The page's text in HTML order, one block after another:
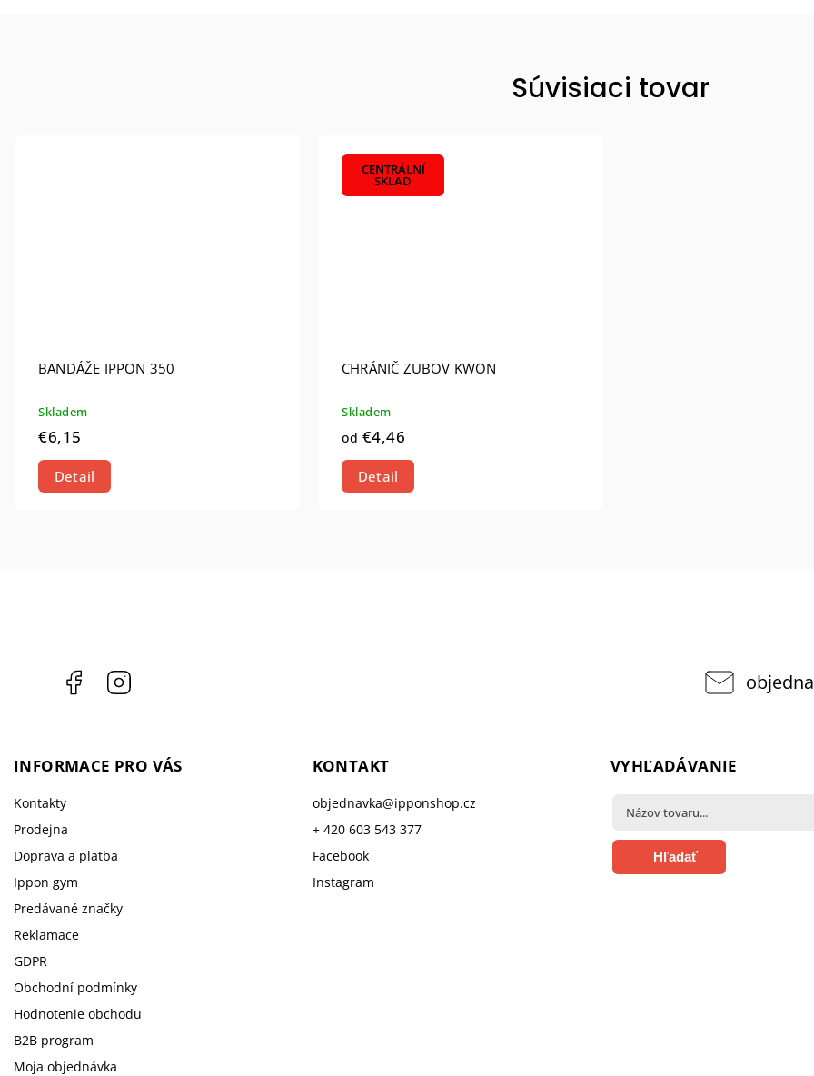
Súvisiaci tovar
BANDÁŽE IPPON 350
Skladem
€6,15
Detail
CENTRÁLNÍ
SKLAD
CHRÁNIČ ZUBOV KWON
Skladem
od €4,46
Detail
Facebook
INFORMACE PRO VÁS
Kontakty
Prodejna
Doprava a platba
Ippon gym
Predávané značky
Reklamace
GDPR
Obchodní podmínky
Hodnotenie obchodu
B2B program
Moja objednávka
KONTAKT
objednavka@ipponshop.cz
+ 420 603 543 377
Facebook
Instagram
VYHĽADÁVANIE
Hľadať